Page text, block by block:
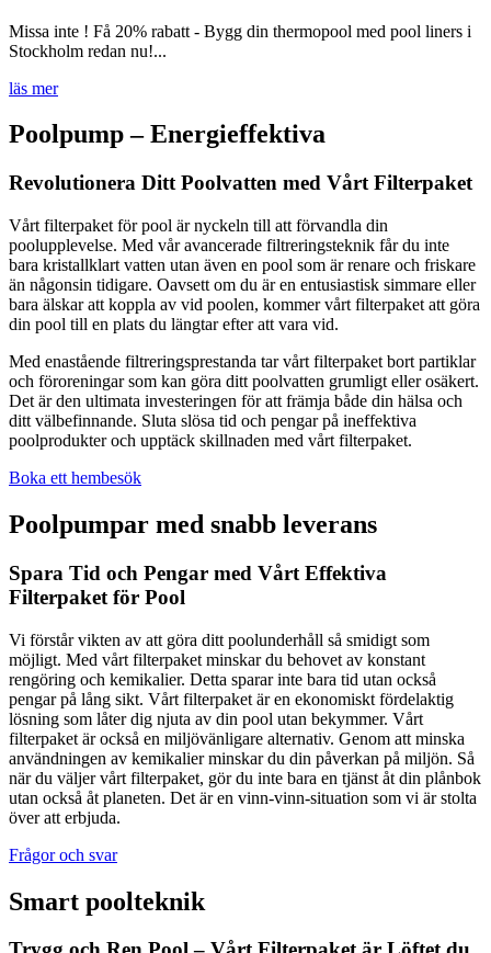
Missa inte ! Få 20% rabatt - Bygg din thermopool med pool liners i
Stockholm redan nu!...
läs mer
Poolpump –Energieffektiva
Revolutionera Ditt Poolvatten med Vårt Filterpaket
Vårt filterpaket för pool är nyckeln till att förvandla din
poolupplevelse. Med vår avancerade filtreringsteknik får du inte
bara kristallklart vatten utan även en pool som är renare och friskare
än någonsin tidigare. Oavsett om du är en entusiastisk simmare eller
bara älskar att koppla av vid poolen, kommer vårt filterpaket att göra
din pool till en plats du längtar efter att vara vid.
Med enastående filtreringsprestanda tar vårt filterpaket bort partiklar
och föroreningar som kan göra ditt poolvatten grumligt eller osäkert.
Det är den ultimata investeringen för att främja både din hälsa och
ditt välbefinnande. Sluta slösa tid och pengar på ineffektiva
poolprodukter och upptäck skillnaden med vårt filterpaket.
Boka ett hembesök
Poolpumpar med snabb leverans
Spara Tid och Pengar med Vårt Effektiva
Filterpaket för Pool
Vi förstår vikten av att göra ditt poolunderhåll så smidigt som
möjligt. Med vårt filterpaket minskar du behovet av konstant
rengöring och kemikalier. Detta sparar inte bara tid utan också
pengar på lång sikt. Vårt filterpaket är en ekonomiskt fördelaktig
lösning som låter dig njuta av din pool utan bekymmer. Vårt
filterpaket är också en miljövänligare alternativ. Genom att minska
användningen av kemikalier minskar du din påverkan på miljön. Så
när du väljer vårt filterpaket, gör du inte bara en tjänst åt din plånbok
utan också åt planeten. Det är en vinn-vinn-situation som vi är stolta
över att erbjuda.
Frågor och svar
Smart poolteknik